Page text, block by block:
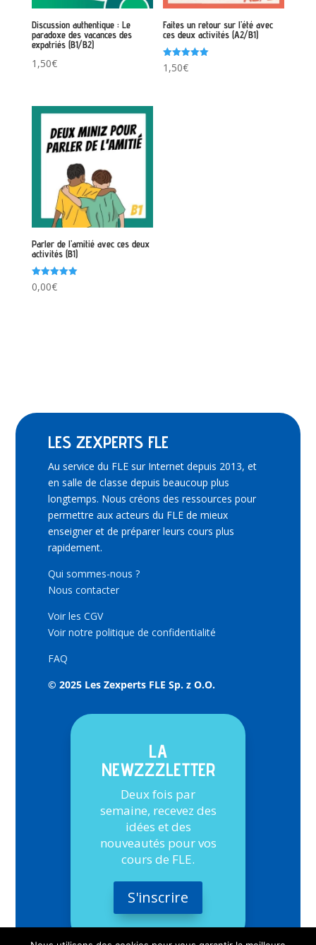
Discussion authentique : Le
paradoxe des vacances des
expatriés (B1/B2)
1,50€
Faites un retour sur l’été avec
ces deux activités (A2/B1)
Note
5.00
1,50€
Parler de l’amitié avec ces deux
activités (B1)
Note
5.00
0,00€
LES ZEXPERTS FLE
Au service du FLE sur Internet depuis 2013, et
en salle de classe depuis beaucoup plus
longtemps. Nous créons des ressources pour
permettre aux acteurs du FLE de mieux
enseigner et de préparer leurs cours plus
rapidement.
Qui sommes-nous ?
Nous contacter
Voir les CGV
Voir notre politique de confidentialité
FAQ
© 2025 Les Zexperts FLE Sp. z O.O.
LA
NEWZZZLETTER
Deux fois par
semaine, recevez des
idées et des
nouveautés pour vos
cours de FLE.
S'inscrire